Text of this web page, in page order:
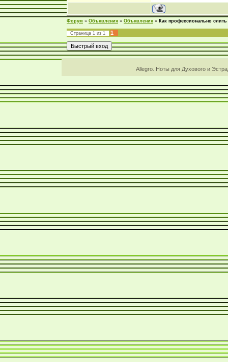
Форум » Объявления » Объявления » Как профессионально слить
Страница 1 из 1 1
Allegro. Ноты для Духового и